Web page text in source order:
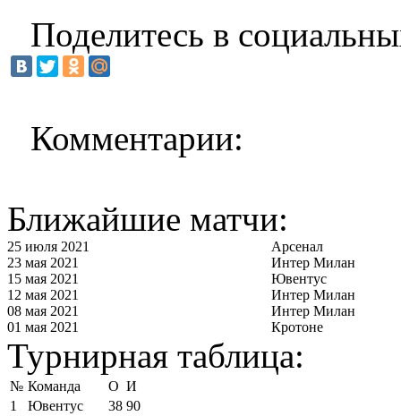
Поделитесь в
Комментарии:
Ближайшие матчи:
25 июля 2021
Арсенал
23 мая 2021
Интер Милан
15 мая 2021
Ювентус
12 мая 2021
Интер Милан
08 мая 2021
Интер Милан
01 мая 2021
Кротоне
Турнирная таблица:
№ Команда О И
1
Ювентус 38 90